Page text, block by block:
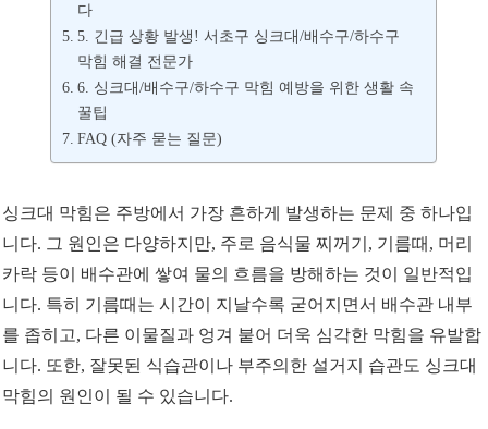
다
5. 긴급 상황 발생! 서초구 싱크대/배수구/하수구
막힘 해결 전문가
6. 싱크대/배수구/하수구 막힘 예방을 위한 생활 속
꿀팁
FAQ (자주 묻는 질문)
싱크대 막힘은 주방에서 가장 흔하게 발생하는 문제 중 하나입
니다. 그 원인은 다양하지만, 주로 음식물 찌꺼기, 기름때, 머리
카락 등이 배수관에 쌓여 물의 흐름을 방해하는 것이 일반적입
니다. 특히 기름때는 시간이 지날수록 굳어지면서 배수관 내부
를 좁히고, 다른 이물질과 엉겨 붙어 더욱 심각한 막힘을 유발합
니다. 또한, 잘못된 식습관이나 부주의한 설거지 습관도 싱크대
막힘의 원인이 될 수 있습니다.